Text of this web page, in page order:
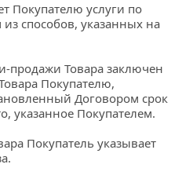
Покупателю услуги по
способов, указанных на
продажи Товара заключен
Покупателю,
Договором срок
указанное Покупателем.
Покупатель указывает